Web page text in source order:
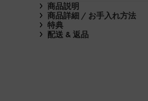
商品説明
商品詳細 / お手入れ方法
特典
配送 & 返品